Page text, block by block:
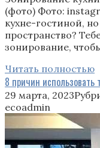
(фото) Фото:
кухне-гостиной,
пространство?
зонирование,
Читать полностью
8 причин
29 марта, 2023
ecoadmin